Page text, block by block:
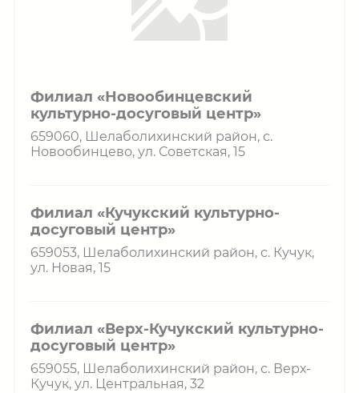
Филиал «Новообинцевский
культурно-досуговый центр»
659060, Шелаболихинский район, с.
Новообинцево, ул. Советская, 15
Филиал «Кучукский культурно-
досуговый центр»
659053, Шелаболихинский район, с. Кучук,
ул. Новая, 15
Филиал «Верх-Кучукский культурно-
досуговый центр»
659055, Шелаболихинский район, с. Верх-
Кучук, ул. Центральная, 32